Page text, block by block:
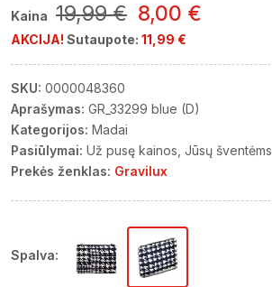
Kaina 19,99 € 8,00 €
AKCIJA! Sutaupote: 11,99 €
SKU: 0000048360
Aprašymas: GR_33299 blue (D)
Kategorijos: Madai
Pasiūlymai: Už pusę kainos Jūsų šventėms
Prekės ženklas: Gravilux
Spalva: